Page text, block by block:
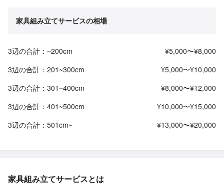
家具組み立てサービスの相場
3辺の合計：~200cm
¥5,000〜¥8,000
3辺の合計：201~300cm
¥5,000〜¥10,000
3辺の合計：301~400cm
¥8,000〜¥12,000
3辺の合計：401~500cm
¥10,000〜¥15,000
3辺の合計：501cm~
¥13,000〜¥20,000
家具組み立てサービスとは